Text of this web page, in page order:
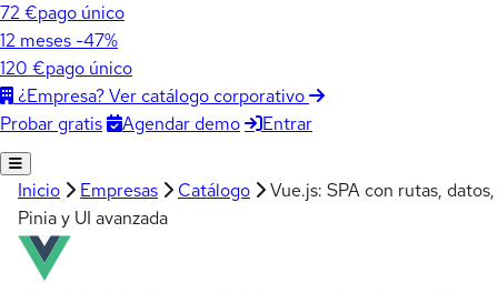
72 €pago único
12 meses -47%
120 €pago único
¿Empresa? Ver catálogo corporativo
Probar gratis
Agendar demo Entrar
Inicio Empresas Catálogo
Vue.js: SPA con rutas, datos,
Pinia y UI avanzada